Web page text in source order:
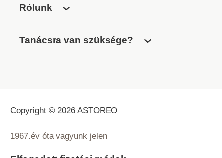
Rólunk
Tanácsra van szüksége?
Copyright © 2026 ASTOREO
1967.év óta vagyunk jelen